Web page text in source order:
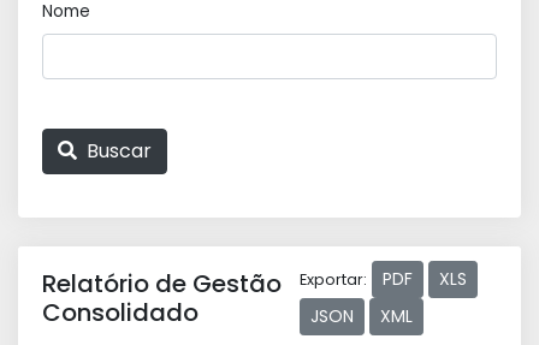
Nome
Buscar
Relatório de Gestão
Consolidado
Exportar: PDF
XLS
JSON
XML